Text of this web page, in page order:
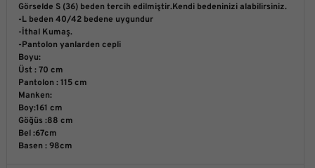
Görselde S (36) beden tercih edilmiştir.Kendi bedeninizi alabilirsiniz.
-L beden 40/42 bedene uygundur
-İthal Kumaş.
-Pantolon yanlarden cepli
Boyu:
Üst : 70 cm
Pantolon : 115 cm
Manken:
Boy:161 cm
Göğüs :88 cm
Bel :67cm
Basen : 98cm